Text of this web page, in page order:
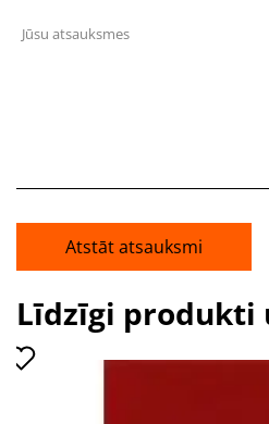
Jūsu atsauksmes
Atstāt atsauksmi
Līdzīgi produkti